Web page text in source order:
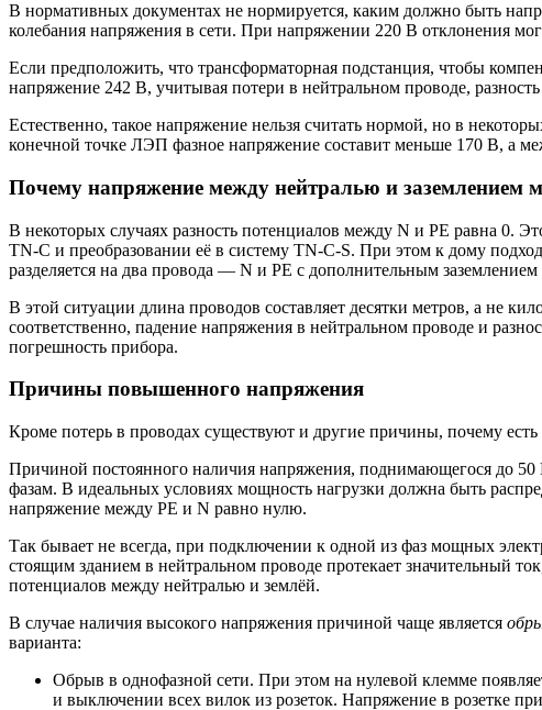
В нормативных документах не нормируется, каким должно быть
колебания напряжения в сети. При напряжении 220 В отклонения
Если предположить, что трансформаторная подстанция, чтобы
напряжение 242 В, учитывая потери в нейтральном проводе,
Естественно, такое напряжение нельзя считать нормой, но в
конечной точке ЛЭП фазное напряжение составит меньше 170 В, а
Почему напряжение между нейтралью и заземлением
В некоторых случаях разность потенциалов между N и РЕ равна 0.
TN-C и преобразовании её в систему TN-C-S. При этом к дому
разделяется на два провода — N и РЕ с дополнительным заземлением
В этой ситуации длина проводов составляет десятки метров, а не
соответственно, падение напряжения в нейтральном проводе и
погрешность прибора.
Причины повышенного напряжения
Кроме потерь в проводах существуют и другие причины, почему
Причиной постоянного наличия напряжения, поднимающегося до
фазам. В идеальных условиях мощность нагрузки должна быть
напряжение между РЕ и N равно нулю.
Так бывает не всегда, при подключении к одной из фаз мощных
стоящим зданием в нейтральном проводе протекает значительный
потенциалов между нейтралью и землёй.
В случае наличия высокого напряжения причиной чаще является
варианта:
Обрыв в однофазной сети. При этом на нулевой клемме
и выключении всех вилок из розеток. Напряжение в розетке при